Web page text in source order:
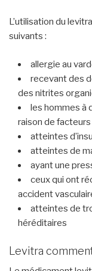
L’utilisation du
suivants :
allergie au
recevant des
des nitrites
les hommes à
raison de
atteintes
atteintes de
ayant une
ceux qui ont
accident
atteintes de
héréditaires
Levitra